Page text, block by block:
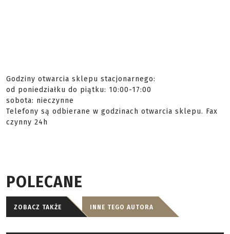
Godziny otwarcia sklepu stacjonarnego:
od poniedziałku do piątku: 10:00-17:00
sobota: nieczynne
Telefony są odbierane w godzinach otwarcia sklepu. Fax
czynny 24h
POLECANE
ZOBACZ TAKŻE INNE TEGO AUTORA